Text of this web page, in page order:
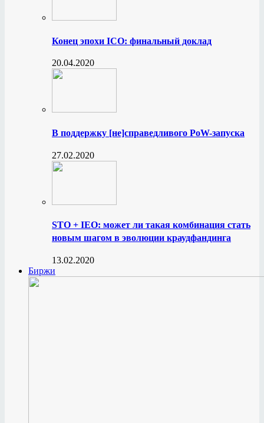
Конец эпохи ICO: финальный доклад
20.04.2020
В поддержку [не]справедливого PoW-запуска
27.02.2020
STO + IEO: может ли такая комбинация стать
новым шагом в эволюции краудфандинга
13.02.2020
Биржи